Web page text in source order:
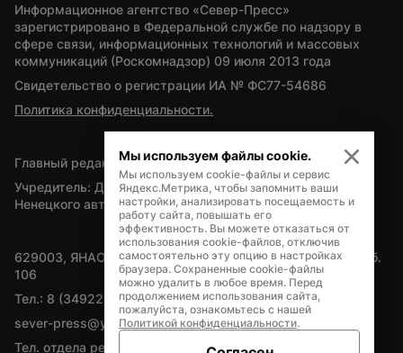
Информационное агентство «Север-Пресс»
зарегистрировано в Федеральной службе по надзору в
сфере связи, информационных технологий и массовых
коммуникаций (Роскомнадзор) 09 июля 2013 года
Свидетельство о регистрации ИА № ФС77-54686
Политика конфиденциальности.
Главный редактор — А.Л. Поздеев
Учредитель: Департамент внутренней политики Ямало-
Ненецкого автономного округа
629003, ЯНАО, Салехард, мкр. Богдана Кнунянца, д.1, каб.
106
Тел.: 8 (34922) 71262
sever-press@yamal-media.ru
Тел. отдела рекламы: 8 (34922) 42728
Мы используем файлы cookie.
Мы используем cookie-файлы и сервис
Яндекс.Метрика, чтобы запомнить ваши
настройки, анализировать посещаемость и
работу сайта, повышать его
эффективность. Вы можете отказаться от
использования cookie-файлов, отключив
самостоятельно эту опцию в настройках
браузера. Сохраненные cookie-файлы
можно удалить в любое время. Перед
продолжением использования сайта,
пожалуйста, ознакомьтесь с нашей
Политикой конфиденциальности.